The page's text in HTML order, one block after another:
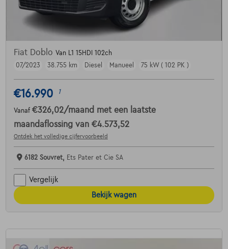
Fiat Doblo Van L1 15HDI 102ch
07/2023
38.755 km Diesel Manueel 75 kW ( 102 PK )
€16.990 1
Vanaf €326,02/maand met een laatste
maandaflossing van €4.573,52
Ontdek het volledige cijfervoorbeeld
6182 Souvret, Ets Pater et Cie SA
Vergelijk
Bekijk wagen